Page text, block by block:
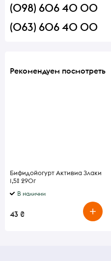
(098) 606 40 00
(063) 606 40 00
Рекомендуем посмотреть
Бифидойогурт Активиа Злаки
1,5% 290г
В наличии
43 ₴